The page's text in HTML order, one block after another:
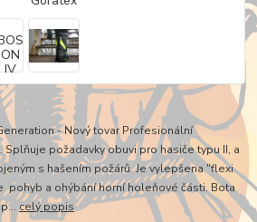
- Nový tovar Profesionální
Splňuje požadavky obuvi pro hasiče typu II, a
s hašením požárů. Je vylepšena "flexi
pohyb a ohýbání horní holeňové části. Bota
p...celý popis